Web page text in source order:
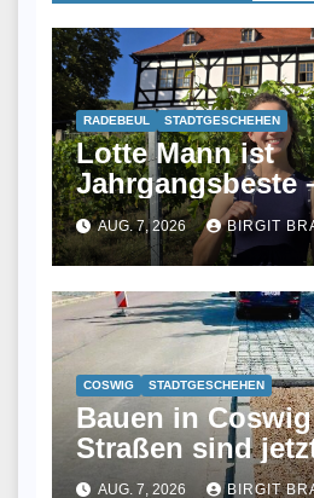
RADEBEUL STADTGESCHEHEN
Lotte Mann ist
Jahrgangsbeste
ihrem Studium
keinen Job und
Winzerin
AUG. 7, 2026 BIRGIT
COSWIG STADTGESCHEHEN
Bauen in
Straßen sind
AUG. 7, 2026 BIRGIT